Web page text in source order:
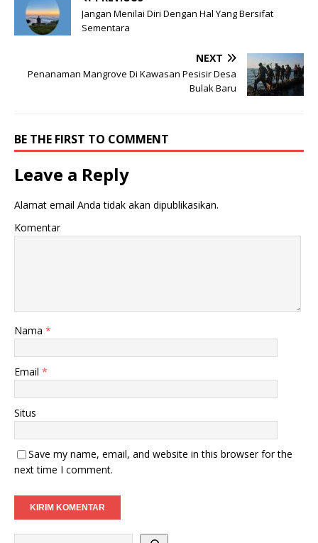
Jangan Menilai Diri Dengan Hal Yang Bersifat
Sementara
NEXT
Penanaman Mangrove Di Kawasan Pesisir Desa
Bulak Baru
BE THE FIRST TO COMMENT
Leave a Reply
Alamat email Anda tidak akan dipublikasikan.
Komentar
Nama *
Email *
Situs
Save my name, email, and website in this browser for the
next time I comment.